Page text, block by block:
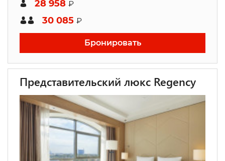
28 958 ₽
30 085 ₽
Бронировать
Представительский люкс Regency